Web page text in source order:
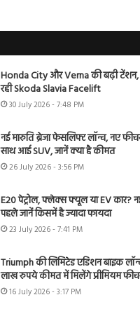
Honda City और Verna की बढ़ी
रही Skoda Slavia Facelift
30 July 2026 - 7:48 PM
नई मारुति ब्रेजा फेसलिफ्ट लॉन्च, नए
साथ आई SUV, जानें क्या है कीमत
26 July 2026 - 3:56 PM
E20 पेट्रोल, फ्लेक्स फ्यूल या EV कार?
पहले जानें किसमें है ज्यादा फायदा
23 July 2026 - 7:41 PM
Triumph की लिमिटेड एडिशन बाइक
लाख रुपये कीमत में मिलेंगे प्रीमियम
16 July 2026 - 3:17 PM